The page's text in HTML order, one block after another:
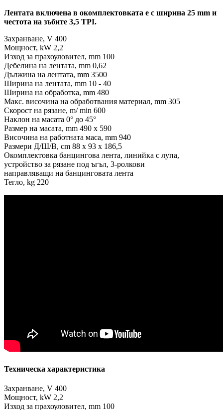
Лентата включена в окомплектовката е с ширина 25 mm и
честота на зъбите 3,5 TPI.
Захранване, V 400
Мощност, kW 2,2
Изход за прахоуловител, mm 100
Дебелина на лентата, mm 0,62
Дължина на лентата, mm 3500
Ширина на лентата, mm 10 - 40
Ширина на обработка, mm 480
Макс. височина на обработвания материал, mm 305
Скорост на рязане, m/ min 600
Наклон на масата 0° до 45°
Размер на масата, mm 490 х 590
Височина на работната маса, mm 940
Размери Д/Ш/В, cm 88 x 93 x 186,5
Окомплектовка банцингова лента, линийка с лупа,
устройство за рязане под ъгъл, 3-ролкови
направляващи на банцинговата лента
Тегло, kg 220
Техническа характеристика
Захранване, V 400
Мощност, kW 2,2
Изход за прахоуловител, mm 100